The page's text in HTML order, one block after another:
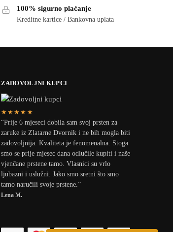
100% sigurno plaćanje
Kreditne kartice / Bankovna uplata
ZADOVOLJNI KUPCI
★★★★★
“Prije 6 mjeseci dobila sam svoj prsten za
zaruke iz Zlatarne Dvornik i ne bih mogla biti
zadovoljnija. Kvaliteta je fenomenalna. Stoga
smo se prije mjesec dana odlučile kupiti i naše
vjenčane prstene tamo. Vlasnici su vrlo
ljubazni i uslužni. Jako smo sretni što smo
tamo naručili svoje prstene.”
Lena M.